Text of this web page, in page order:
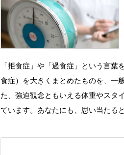
「拒食症」や「過食症」という言
食症）を大きくまとめたものを、一
た、強迫観念ともいえる体重やスタ
ています。あなたにも、思い当たる